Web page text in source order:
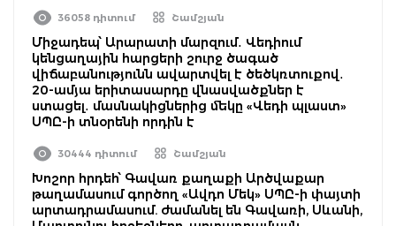
36058 դիտում Շամշյան
Միջադեպ՝ Արարատի մարզում․ Վեդիում
կենցաղային հարցերի շուրջ ծագած
վիճաբանությունն ավարտվել է ծեծկռտուքով․
20-ամյա երիտասարդը վնասվածքներ է
ստացել․ մասնակիցներից մեկը «Վեդի պլաստ»
ՍՊԸ-ի տնօրենի որդին է
30444 դիտում Շամշյան
Խոշոր հրդեհ՝ Գավառ քաղաքի Արծվաքար
թաղամասում գործող «Ավդո Մեկ» ՍՊԸ-ի փայտի
արտադրամասում. ժամանել են Գավառի, Սևանի,